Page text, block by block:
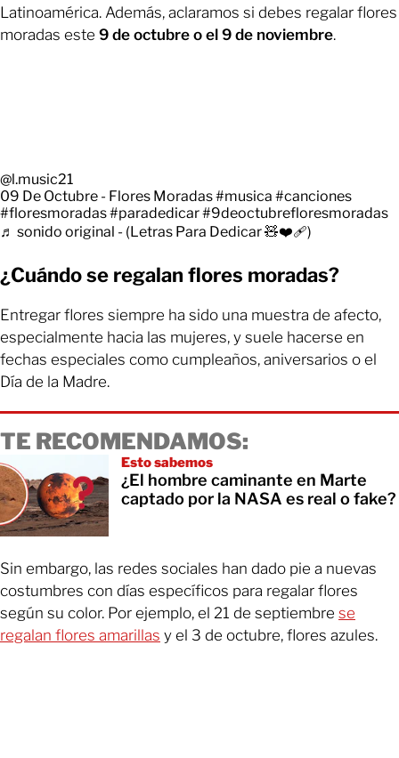
Latinoamérica. Además, aclaramos si debes regalar flores
moradas este 9 de octubre o el 9 de noviembre.
@l.music21
09 De Octubre - Flores Moradas#musica #canciones
#floresmoradas#paradedicar#9deoctubrefloresmoradas
♬ sonido original - (Letras Para Dedicar 🧸❤️‍🩹)
¿Cuándo se regalan flores moradas?
Entregar flores siempre ha sido una muestra de afecto,
especialmente hacia las mujeres, y suele hacerse en
fechas especiales como cumpleaños, aniversarios o el
Día de la Madre.
TE RECOMENDAMOS:
Esto sabemos
¿El hombre caminante en Marte
captado por la NASA es real o fake?
Sin embargo, las redes sociales han dado pie a nuevas
costumbres con días específicos para regalar flores
según su color. Por ejemplo, el 21 de septiembre se
regalan flores amarillas y el 3 de octubre, flores azules.